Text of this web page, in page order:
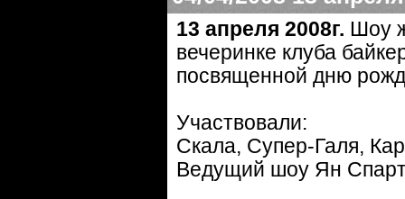
13 апреля 2008г. Шоу
вечеринке клуба
посвященной дню
Участвовали:
Скала, Супер-Галя,
Ведущий шоу Ян